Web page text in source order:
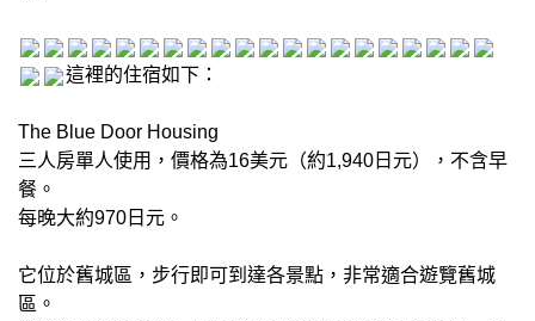
這裡的住宿如下：
The Blue Door Housing
三人房單人使用，價格為16美元（約1,940日元），不含早
餐。
每晚大約970日元。
它位於舊城區，步行即可到達各景點，非常適合遊覽舊城
區。